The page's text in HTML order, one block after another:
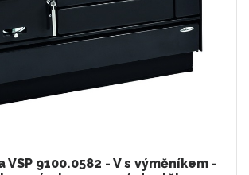
VSP 9100.0582 - V s výměníkem -